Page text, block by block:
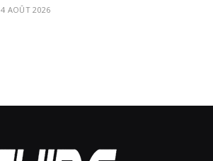
4 AOÛT 2026